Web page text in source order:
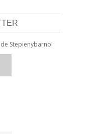
Stepienybarno!